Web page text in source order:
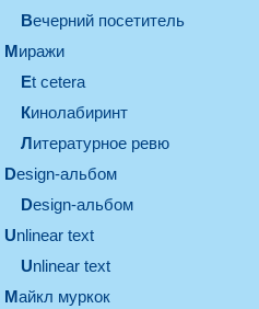
вечерний посетитель
миражи
et cetera
кинолабиринт
литературное ревю
design-альбом
design-альбом
unlinear text
Unlinear text
майкл муркок